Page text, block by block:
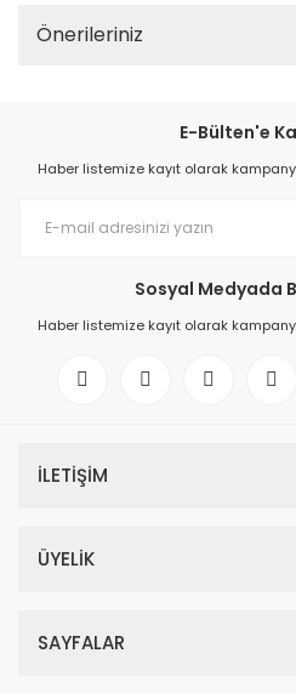
Önerileriniz
E-Bülten'e
Haber listemize kayıt olarak
Sosyal Medyada
Haber listemize kayıt olarak
İLETİŞİM
ÜYELİK
SAYFALAR